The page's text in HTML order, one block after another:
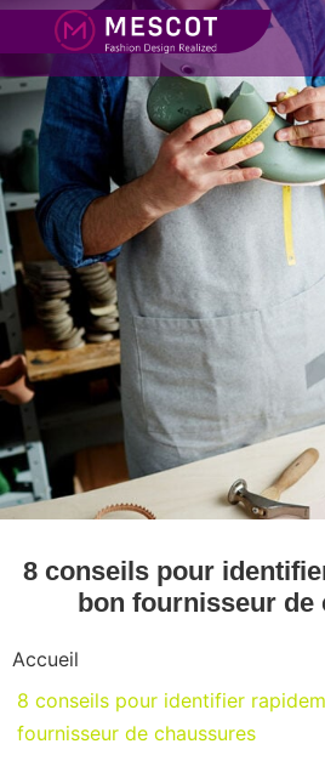
8 conseils pour
bon fournisseur de
Accueil
8 conseils pour identifier
fournisseur de chaussures